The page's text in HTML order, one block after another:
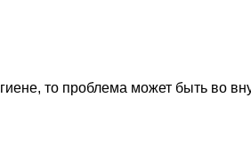
то проблема может быть во